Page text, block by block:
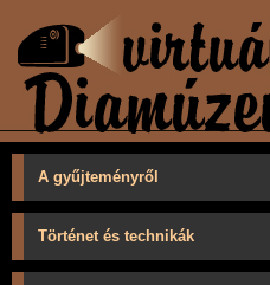
A gyűjteményről
Történet és technikák